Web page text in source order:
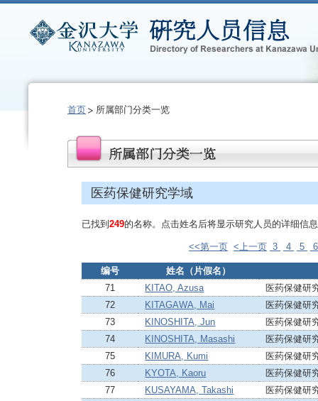
首页 所属部门分类一览
医药保健研究学域
已找到 249的名称。点击姓名后将显示研究人员的详细信
<<第一页 <上一页 3 4 5
编号
姓名（片假名）
71
KITAO, Azusa
医药保健研
72
KITAGAWA, Mai
医药保健研
73
KINOSHITA, Jun
医药保健研
74
KINOSHITA, Masashi
医药保健研
75
KIMURA, Kumi
医药保健研
76
KYOTA, Kaoru
医药保健研
77
KUSAYAMA, Takashi
医药保健研